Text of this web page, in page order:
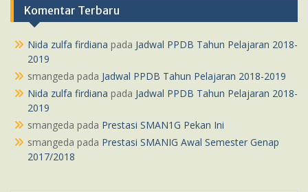
Komentar Terbaru
Nida zulfa firdiana pada Jadwal PPDB Tahun Pelajaran 2018-
2019
smangeda pada Jadwal PPDB Tahun Pelajaran 2018-2019
Nida zulfa firdiana pada Jadwal PPDB Tahun Pelajaran 2018-
2019
smangeda pada Prestasi SMAN1G Pekan Ini
smangeda pada Prestasi SMANIG Awal Semester Genap
2017/2018